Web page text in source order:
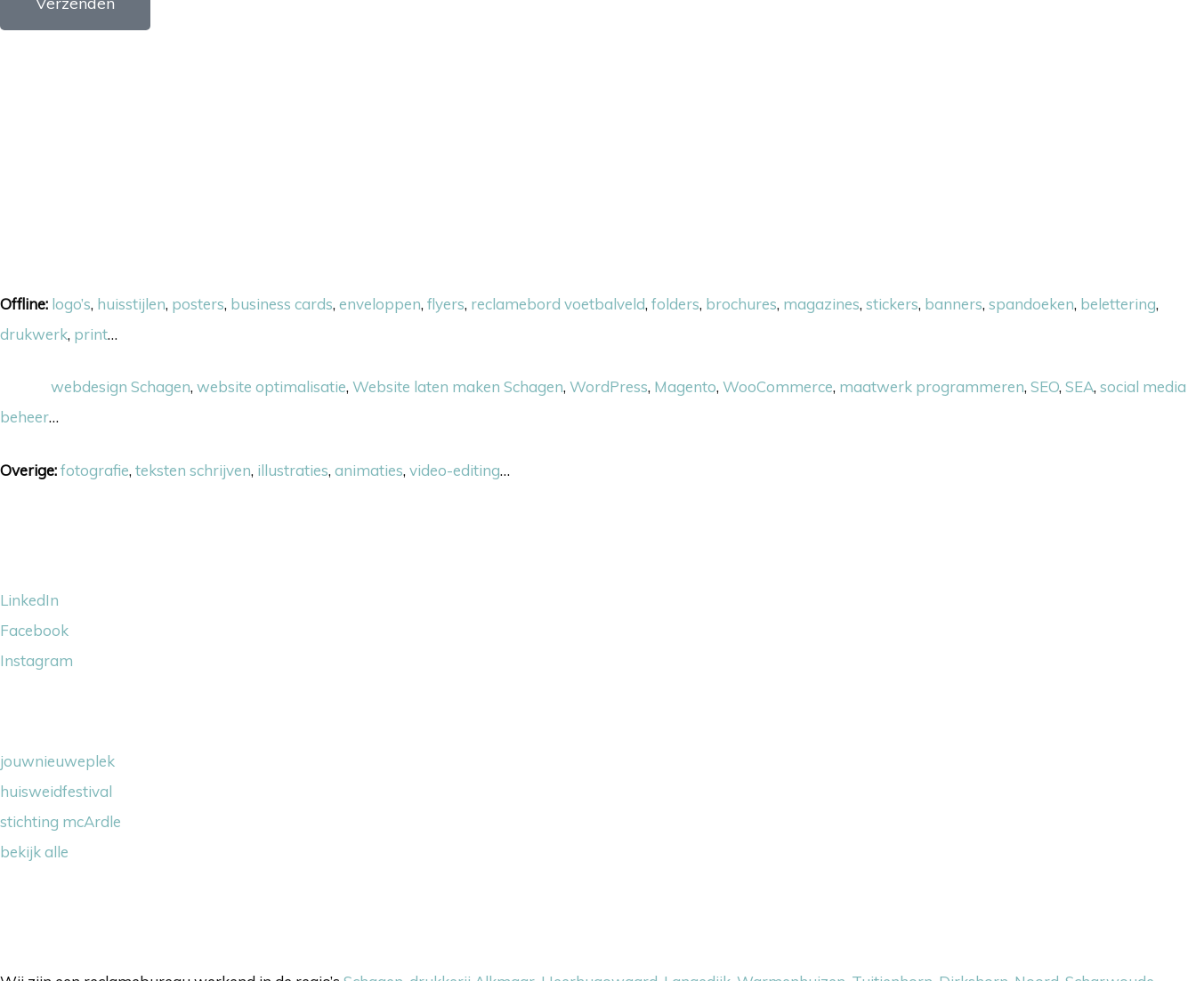
Offline: logo’s, huisstijlen, posters, business cards, enveloppen, flyers, reclamebord voetbalveld, folders, brochures, magazines, stickers, banners, spandoeken, belettering,
drukwerk, print…
webdesign Schagen, website optimalisatie, Website laten maken Schagen, WordPress, Magento, WooCommerce, maatwerk programmeren, SEO, SEA, social media
beheer…
Overige:fotografie, teksten schrijven, illustraties, animaties, video-editing…
LinkedIn
Facebook
Instagram
jouwnieuweplek
huisweidfestival
stichting mcArdle
bekijk alle